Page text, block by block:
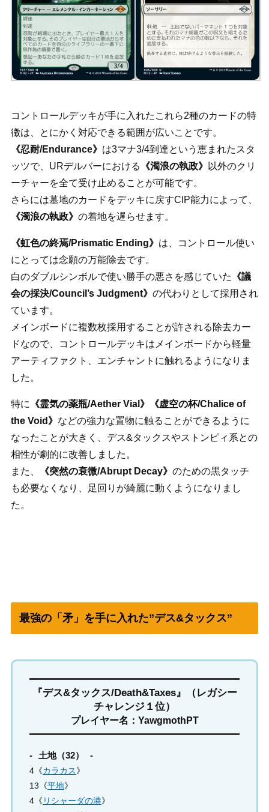
コントロールデッキが手に入れたこれら2種のカードの特
徴は、とにかく対応できる範囲が広いことです。
《忍耐/Endurance》 は3マナ3/4到達という恵まれたスタ
ッツで、URデルバーにおける
《濁浪の執政》
以外のクリ
ーチャーを全て受け止めることが可能です。
さらには墓地のカードをデッキに戻すCIP能力によって、
《濁浪の執政》 の着地を遅らせます。
《虹色の終焉/Prismatic Ending》 は、コントロール使い
にとっては念願の万能除去です。
白のダブルシンボルで使い勝手の悪さを感じていた
《議
会の採決/Council’s Judgment》 の代わりとして採用され
ています。
メインボードに複数枚採用することが許される除去カー
ドなので、コントロールデッキはメインボードから軽量
アーティファクト、エンチャントに触れるようになりま
した。
特に
《霊気の薬瓶/Aether Vial》《虚空の杯/Chalice of
the Void》 などの強力な置物に触ることができるように
なったことが大きく、デス&タックスやストンピィ系との
相性が劇的に改善しました。
また、
《突然の衰微/Abrupt Decay》 のための黒タッチ
も必要なくなり、足回りが綺麗に動くようになりまし
た。
最強の「矛」を手に入れた”デス&タックス”
『デス&タックス/Death&Taxes』（レガシー
チャレンジ１位）
プレイヤー名：YawgmothPT
土地（32）
4《カラカス》
13《平地》
4《 リシャーダの港》